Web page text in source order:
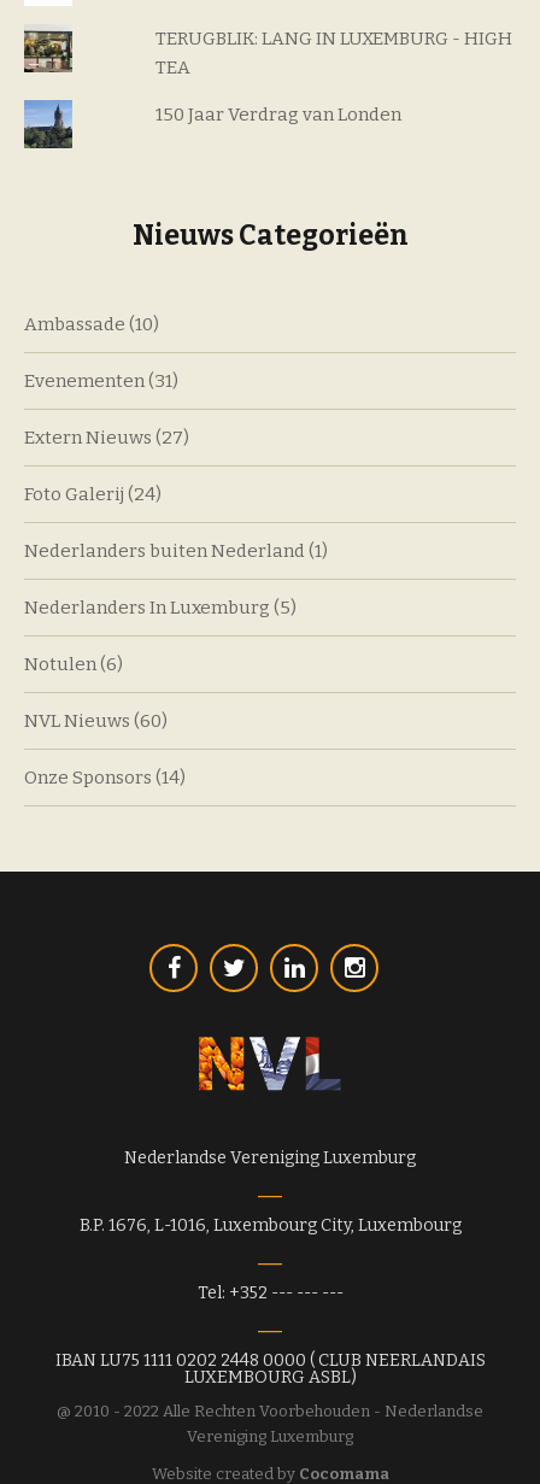
TERUGBLIK: LANG IN LUXEMBURG - HIGH
TEA
150 Jaar Verdrag van Londen
Nieuws Categorieën
Ambassade (10)
Evenementen(31)
Extern Nieuws (27)
Foto Galerij (24)
Nederlanders buiten Nederland (1)
Nederlanders In Luxemburg (5)
Notulen(6)
NVL Nieuws (60)
Onze Sponsors (14)
Nederlandse Vereniging Luxemburg
B.P. 1676, L-1016, Luxembourg City, Luxembourg
Tel: +352 --- --- ---
IBAN LU75 1111 0202 2448 0000 ( CLUB NEERLANDAIS
LUXEMBOURG ASBL)
@ 2010 - 2022 Alle Rechten Voorbehouden - Nederlandse
Vereniging Luxemburg
Website created by Cocomama